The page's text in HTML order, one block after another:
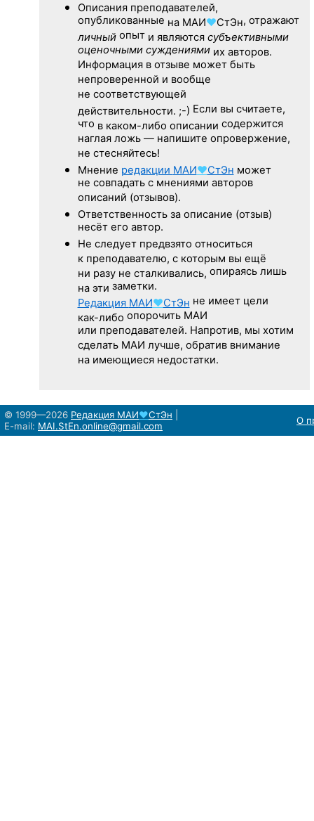
Описания преподавателей,
опубликованные на МАИ♥СтЭн, отражают
личныйопыт и являются субъективными
оценочными суждениямиих авторов.
Информация в отзыве может быть
непроверенной и вообще
не соответствующей
действительности. ;-) Если вы считаете,
что в каком-либо описании содержится
наглая ложь — напишите опровержение,
не стесняйтесь!
Мнение редакции МАИ♥СтЭн может
не совпадать с мнениями авторов
описаний (отзывов).
Ответственность за описание (отзыв)
несёт его автор.
Не следуетпредвзято относиться
к преподавателю, с которым вы ещё
ни разу не сталкивались, опираясь лишь
на эти заметки.
Редакция МАИ♥СтЭн не имеет цели
как-либо опорочить МАИ
или преподавателей. Напротив, мы хотим
сделать МАИ лучше, обратив внимание
на имеющиеся недостатки.
© 1999—2026 Редакция МАИ♥СтЭн
E-mail: MAI.StEn.online@gmail.com О